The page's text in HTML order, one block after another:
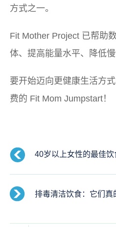
方式之一。
Fit Mother Project 已帮助
体、提高能量水平、降低
要开始迈向更健康生活方
费的 Fit Mom Jumpstart！
40岁以上女性的最佳饮
排毒清洁饮食：它们